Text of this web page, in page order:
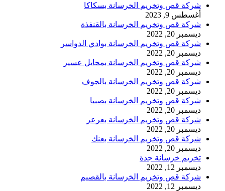
شركة قص وتخريم الخرسانة بسكاكا
أغسطس 9, 2023
شركة قص وتخريم الخرسانة بالقنفذة
ديسمبر 20, 2022
شركة قص وتخريم الخرسانة بوادي الدواسر
ديسمبر 20, 2022
شركة قص وتخريم الخرسانة بمحايل عسير
ديسمبر 20, 2022
شركة قص وتخريم الخرسانة بالجوف
ديسمبر 20, 2022
شركة قص وتخريم الخرسانة بصبيا
ديسمبر 20, 2022
شركة قص وتخريم الخرسانة بعرعر
ديسمبر 20, 2022
شركة قص وتخريم الخرسانة بعنك
ديسمبر 20, 2022
تخريم خرسانة جدة
ديسمبر 12, 2022
شركة قص وتخريم الخرسانة بالقصيم
ديسمبر 12, 2022